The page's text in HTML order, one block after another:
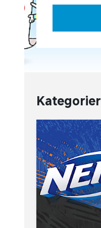
Kategorier